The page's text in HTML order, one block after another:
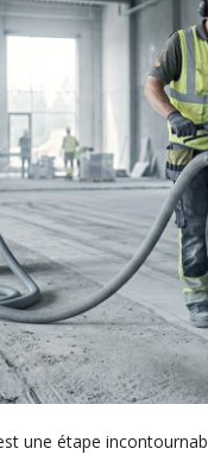
une étape